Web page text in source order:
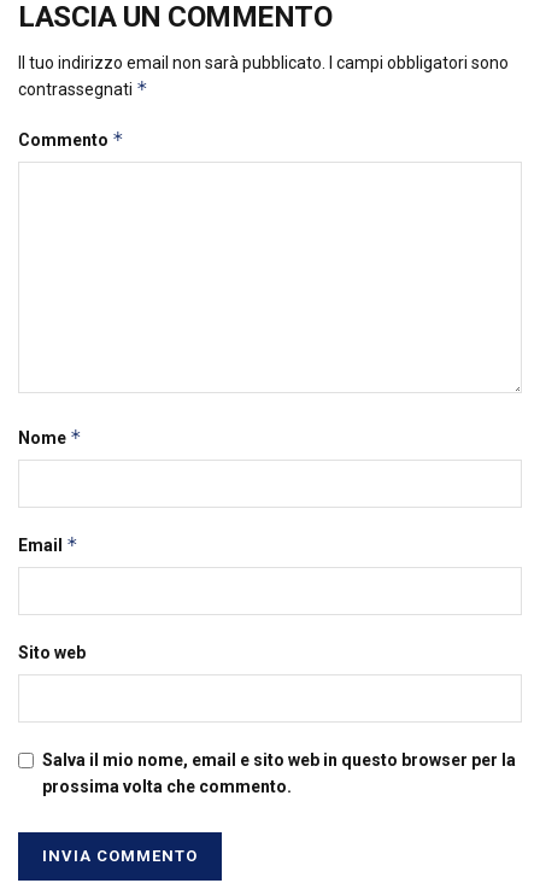
LASCIA UN COMMENTO
Il tuo indirizzo email non sarà pubblicato.
I campi obbligatori sono
contrassegnati *
Commento *
Nome *
Email *
Sito web
Salva il mio nome, email e sito web in questo browser per la
prossima volta che commento.